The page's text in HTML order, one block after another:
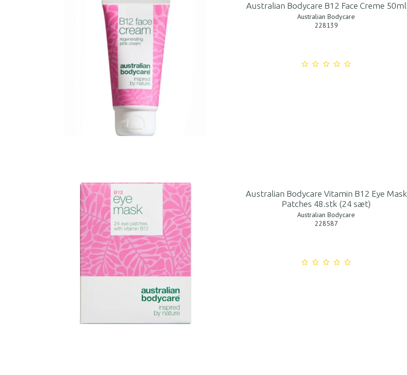
Australian Bodycare B12 Face Creme 50ml
Australian Bodycare
228139
Australian Bodycare Vitamin B12 Eye Mask
Patches 48.stk (24 sæt)
Australian Bodycare
228587